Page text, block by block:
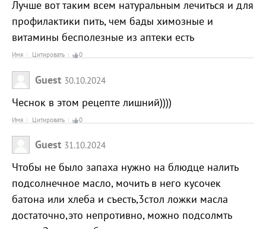
Лучше вот таким всем натуральным лечиться и для
профилактики пить, чем бады химозные и
витамины бесполезные из аптеки есть
Имя Цитировать 0
Guest 30.10.2024
Чеснок в этом рецепте лишний))))
Имя Цитировать 0
Guest 31.10.2024
Чтобы не было запаха нужно на блюдце налить
подсолнечное масло, мочить в него кусочек
батона или хлеба и съесть,3стол ложки масла
достаточно,это непротивно, можно подсолмть